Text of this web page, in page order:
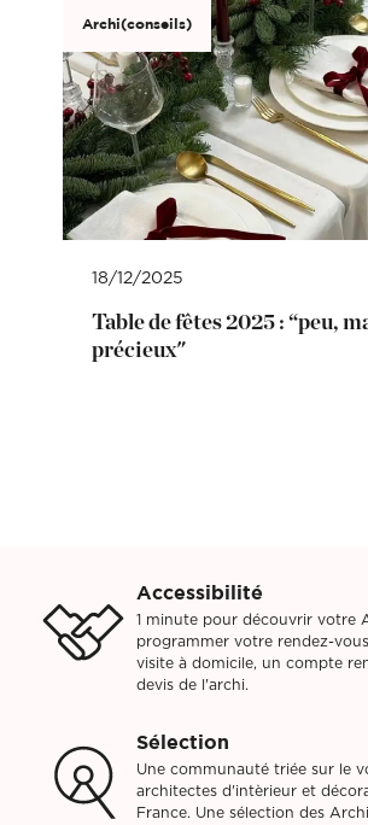
Archi(conseils)
18/12/2025
Table de fêtes 2025 : “peu,
précieux"
Accessibilité
1 minute pour découvrir votre
programmer votre rendez-
visite à domicile, un compte
devis de l'archi.
Sélection
Une communauté triée sur le
architectes d'intèrieur et
France. Une sélection des